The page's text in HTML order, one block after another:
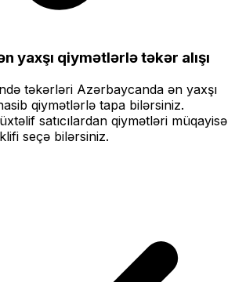
yaxşı qiymətlərlətəkər alışı
təkərləri Azərbaycanda ən yaxşı
qiymətlərlə tapa bilərsiniz.
satıcılardan qiymətləri müqayisə
seçə bilərsiniz.